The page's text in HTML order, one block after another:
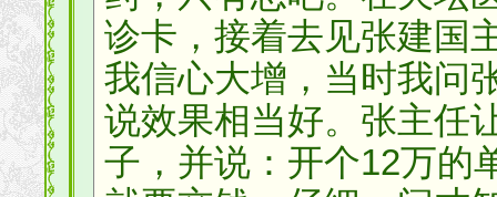
诊卡，接着去见张建国
我信心大增，当时我问
说效果相当好。张主任
子，并说：开个12万的